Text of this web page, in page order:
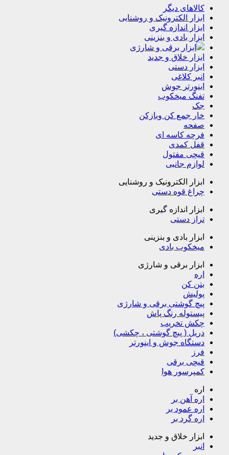
کالاهای دیگر
ابزار الکترونیک و روشنایی
ابزار اندازه گیری
ابزار بادی و بنزینی
ابزار برقی و شارژی
ابزار خلاق و جدید
ابزار دستی
انبر کلاغی
اینورتر جوش
تفنگ میخکوب
جک
خار جمع کن وبازکن
صفحه
فرچه کاسه ای
قفل کمدی
قیچی مفتول
لوازم جانبی
ابزار الکترونیک و روشنایی
چراغ قوه دستی
ابزار اندازه گیری
تراز دستی
ابزار بادی و بنزینی
میخکوب بادی
ابزار برقی و شارژی
اره
بتن کن
پولیش
پیچ گوشتی برقی و شارژی
پیستوله رنگ پاش
چکش تخریب
دریل ( پیچ گوشتی ، چکشی)
دستگاه جوش و اینورتر
فرز
قیچی برقی
کمپرسور هوا
اره
اره آهن بر
اره عمود بر
اره گرد بر
ابزار خلاق و جدید
انبر